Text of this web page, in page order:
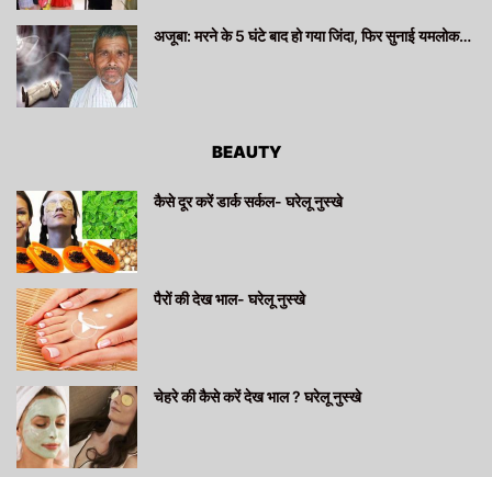
अजूबा: मरने के 5 घंटे बाद हो गया जिंदा, फिर सुनाई यमलोक…
BEAUTY
कैसे दूर करें डार्क सर्कल- घरेलू नुस्खे
पैरों की देख भाल- घरेलू नुस्खे
चेहरे की कैसे करें देख भाल ? घरेलू नुस्खे